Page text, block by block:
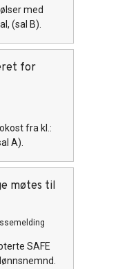
med
(sal B).
for
fra kl.:
A).
møtes til
SAFE